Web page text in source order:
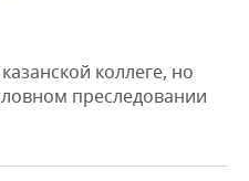
коллеге, но
преследовании